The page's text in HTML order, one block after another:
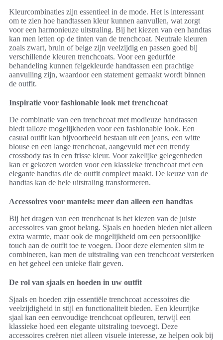
Kleurcombinaties zijn essentieel in de mode. Het is interessant
om te zien hoe handtassen kleur kunnen aanvullen, wat zorgt
voor een harmonieuze uitstraling. Bij het kiezen van een handtas
kan men letten op de tinten van de trenchcoat. Neutrale kleuren
zoals zwart, bruin of beige zijn veelzijdig en passen goed bij
verschillende kleuren trenchcoats. Voor een gedurfde
behandeling kunnen felgekleurde handtassen een prachtige
aanvulling zijn, waardoor een statement gemaakt wordt binnen
de outfit.
Inspiratie voor fashionable look met trenchcoat
De combinatie van een trenchcoat met modieuze handtassen
biedt talloze mogelijkheden voor een fashionable look. Een
casual outfit kan bijvoorbeeld bestaan uit een jeans, een witte
blouse en een lange trenchcoat, aangevuld met een trendy
crossbody tas in een frisse kleur. Voor zakelijke gelegenheden
kan er gekozen worden voor een klassieke trenchcoat met een
elegante handtas die de outfit compleet maakt. De keuze van de
handtas kan de hele uitstraling transformeren.
Accessoires voor mantels: meer dan alleen een handtas
Bij het dragen van een trenchcoat is het kiezen van de juiste
accessoires van groot belang. Sjaals en hoeden bieden niet alleen
extra warmte, maar ook de mogelijkheid om een persoonlijke
touch aan de outfit toe te voegen. Door deze elementen slim te
combineren, kan men de uitstraling van een trenchcoat versterken
en het geheel een unieke flair geven.
De rol van sjaals en hoeden in uw outfit
Sjaals en hoeden zijn essentiële trenchcoat accessoires die
veelzijdigheid in stijl en functionaliteit bieden. Een kleurrijke
sjaal kan een eenvoudige trenchcoat opfleuren, terwijl een
klassieke hoed een elegante uitstraling toevoegt. Deze
accessoires creëren niet alleen visuele interesse, ze helpen ook bij